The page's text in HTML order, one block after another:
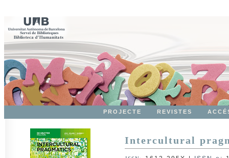
PROJECTE REVISTES
Intercultural